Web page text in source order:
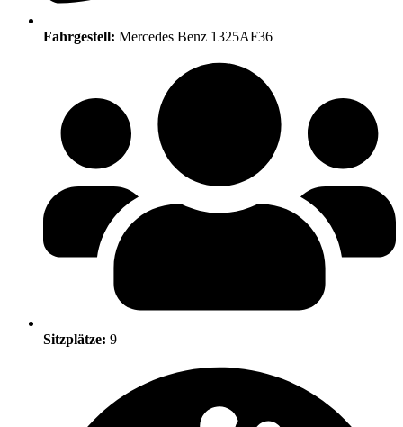
Fahrgestell: Mercedes Benz 1325AF36
Sitzplätze: 9